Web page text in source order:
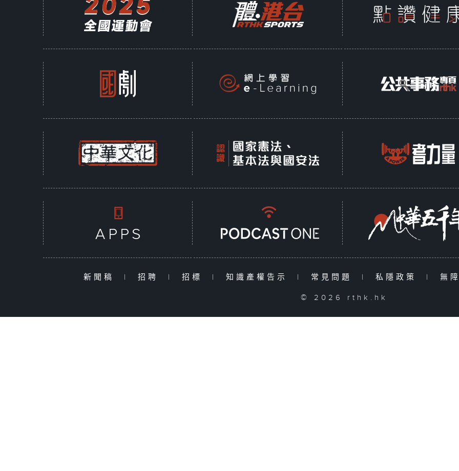
新聞稿 | 招聘 | 招標 | 知識產權告示 | 常見問題 | 私隱政策 | 無
© 2026 rthk.hk